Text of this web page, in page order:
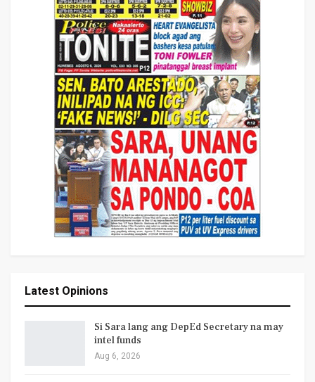
Latest Opinions
Si Sara lang ang DepEd Secretary na may
intel funds
Aug 6, 2026